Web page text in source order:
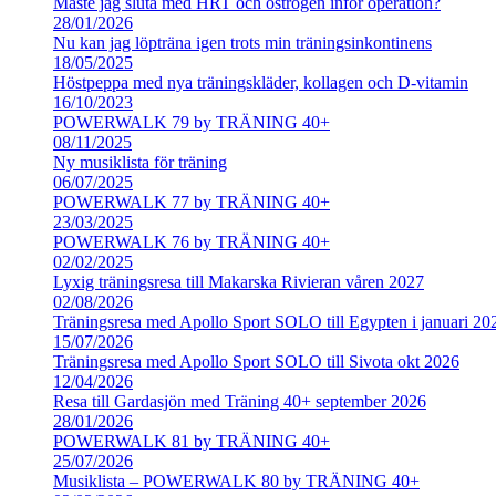
28/01/2026
Nu kan jag löpträna igen trots min träningsinkontinens
18/05/2025
Höstpeppa med nya träningskläder, kollagen och D-vitamin
16/10/2023
POWERWALK 79 by TRÄNING 40+
08/11/2025
Ny musiklista för träning
06/07/2025
POWERWALK 77 by TRÄNING 40+
23/03/2025
POWERWALK 76 by TRÄNING 40+
02/02/2025
Lyxig träningsresa till Makarska Rivieran våren 2027
02/08/2026
Träningsresa med Apollo Sport SOLO till Egypten i januari
15/07/2026
Träningsresa med Apollo Sport SOLO till Sivota okt 2026
12/04/2026
Resa till Gardasjön med Träning 40+ september 2026
28/01/2026
POWERWALK 81 by TRÄNING 40+
25/07/2026
Musiklista – POWERWALK 80 by TRÄNING 40+